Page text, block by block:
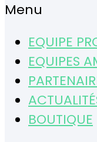
Menu
EQUIPE
EQUIPES
BOUTIQUE